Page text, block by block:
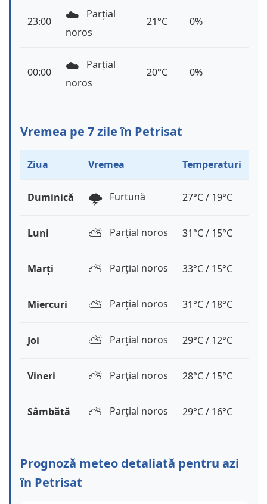
23:00 ☁️
Parțial
noros
21°C 0%
00:00 ☁️
Parțial
noros
20°C 0%
Vremea pe 7 zile în Petrisat
Ziua Vremea Temperaturi
Duminică 🌩️ Furtună 27°C / 19°C
Luni ⛅️ Parțial noros 31°C / 15°C
Marți ⛅️ Parțial noros 33°C / 15°C
Miercuri ⛅️ Parțial noros 31°C / 18°C
Joi ⛅️ Parțial noros 29°C / 12°C
Vineri ⛅️ Parțial noros 28°C / 15°C
Sâmbătă ⛅️ Parțial noros 29°C / 16°C
Prognoză meteo detaliată pentru azi
în Petrisat